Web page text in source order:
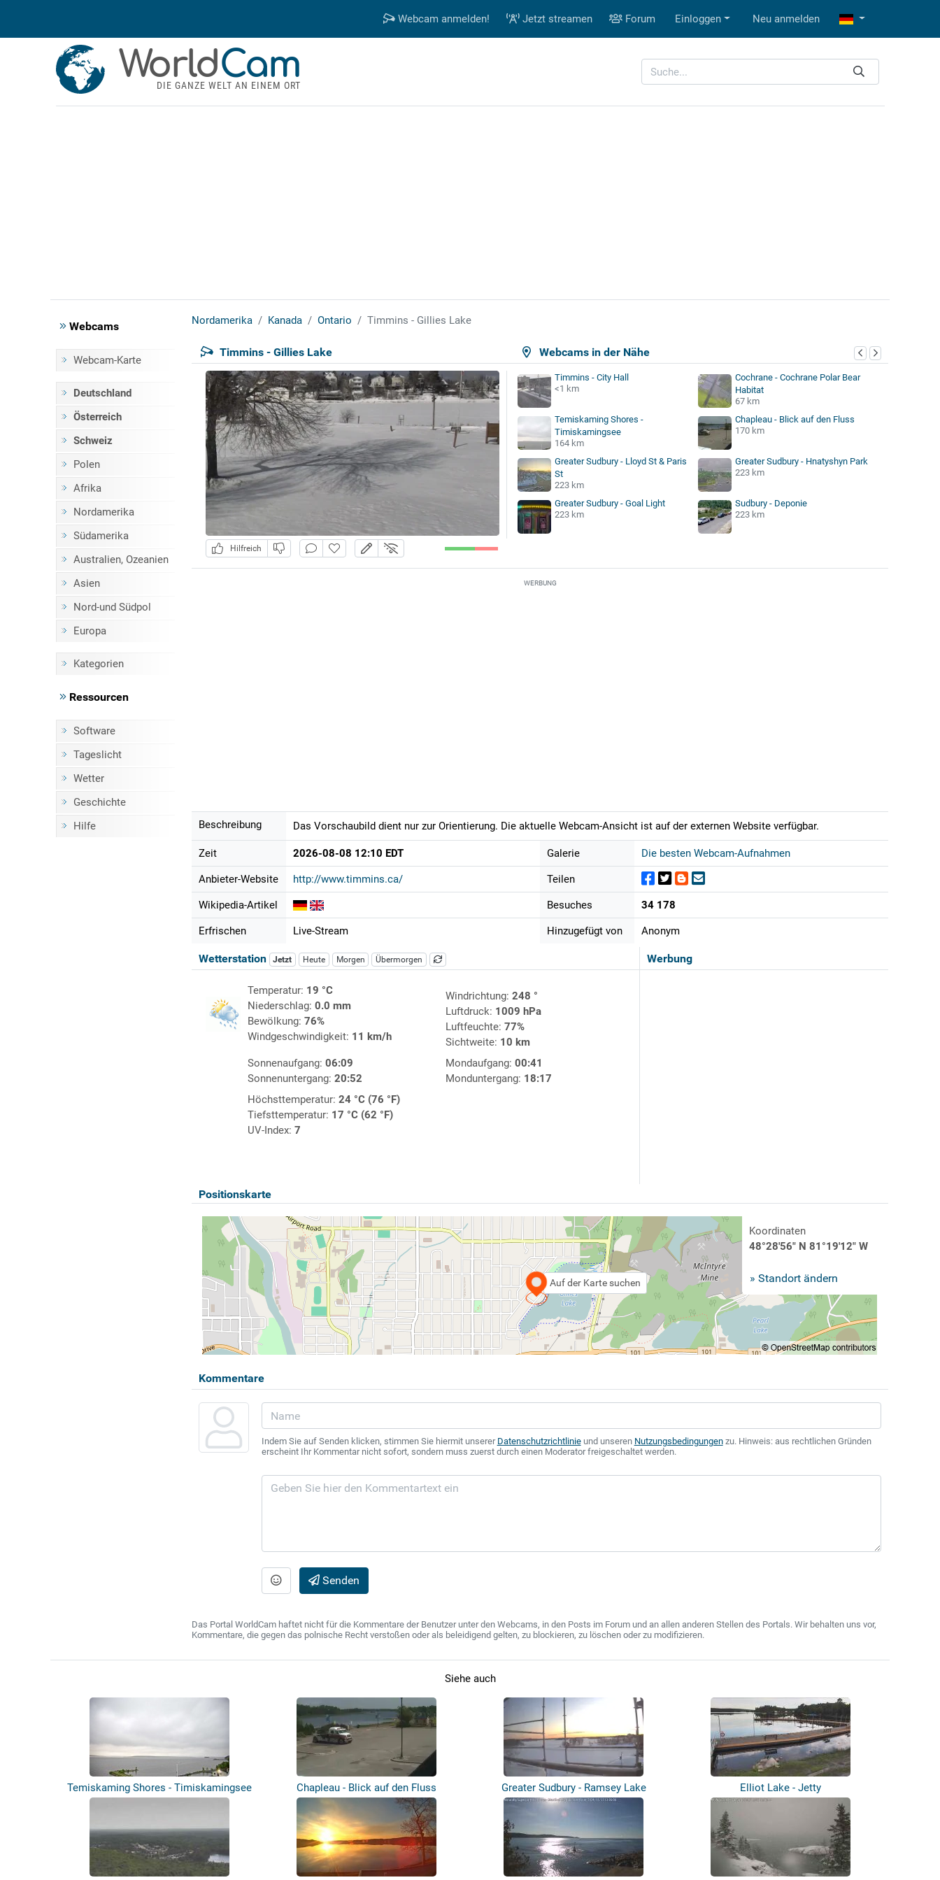
Webcam anmelden! Jetzt streamen Forum Einloggen Neu anmelden
WorldCam
DIE GANZE WELT AN EINEM ORT
Webcams
Webcam-Karte
Deutschland
Österreich
Schweiz
Polen
Afrika
Nordamerika
Südamerika
Australien, Ozeanien
Asien
Nord-und Südpol
Europa
Kategorien
Ressourcen
Software
Tageslicht
Wetter
Geschichte
Hilfe
Nordamerika Kanada Ontario Timmins - Gillies Lake
Webcams in der Nähe
Timmins - Gillies Lake
Hilfreich
Timmins - City Hall
<1 km
Cochrane - Cochrane Polar Bear
Habitat
67 km
Temiskaming Shores -
Timiskamingsee
164 km
Chapleau - Blick auf den Fluss
170 km
Greater Sudbury - Lloyd St & Paris
St
223 km
Greater Sudbury - Hnatyshyn Park
223 km
Greater Sudbury - Goal Light
223 km
Sudbury - Deponie
223 km
WERBUNG
Beschreibung Das Vorschaubild dient nur zur Orientierung. Die aktuelle Webcam-Ansicht ist auf der externen Website verfügbar.
Zeit 2026-08-08 12:10 EDT
Anbieter-Website http://www.timmins.ca/
Wikipedia-Artikel
Erfrischen Live-Stream
Galerie Die besten Webcam-Aufnahmen
Teilen
Besuches 34 178
Hinzugefügt von Anonym
Werbung
Wetterstation Jetzt Heute Morgen Übermorgen
Temperatur: 19 °C
Niederschlag: 0.0 mm
Bewölkung: 76%
Windgeschwindigkeit: 11 km/h
Windrichtung: 248 °
Luftdruck: 1009 hPa
Luftfeuchte: 77%
Sichtweite: 10 km
Sonnenaufgang: 06:09
Sonnenuntergang: 20:52
Mondaufgang: 00:41
Monduntergang: 18:17
Höchsttemperatur: 24 °C (76 °F)
Tiefsttemperatur: 17 °C (62 °F)
UV-Index: 7
Positionskarte
Auf der Karte suchen
Koordinaten
48°28'56" N 81°19'12" W
» Standort ändern
Kommentare
Indem Sie auf Senden klicken, stimmen Sie hiermit unserer Datenschutzrichtlinieund unseren Nutzungsbedingungenzu. Hinweis: aus rechtlichen Gründen
erscheint Ihr Kommentar nicht sofort, sondern muss zuerst durch einen Moderator freigeschaltet werden.
Senden
Das Portal WorldCam haftet nicht für die Kommentare der Benutzer unter den Webcams, in den Posts im Forum und an allen anderen Stellen des Portals. Wir behalten uns vor,
Kommentare, die gegen das polnische Recht verstoßen oder als beleidigend gelten, zu blockieren, zu löschen oder zu modifizieren.
Siehe auch
Temiskaming Shores - Timiskamingsee Chapleau - Blick auf den Fluss Greater Sudbury - Ramsey Lake Elliot Lake - Jetty